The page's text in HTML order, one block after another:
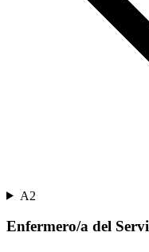
A2
Enfermero/a del